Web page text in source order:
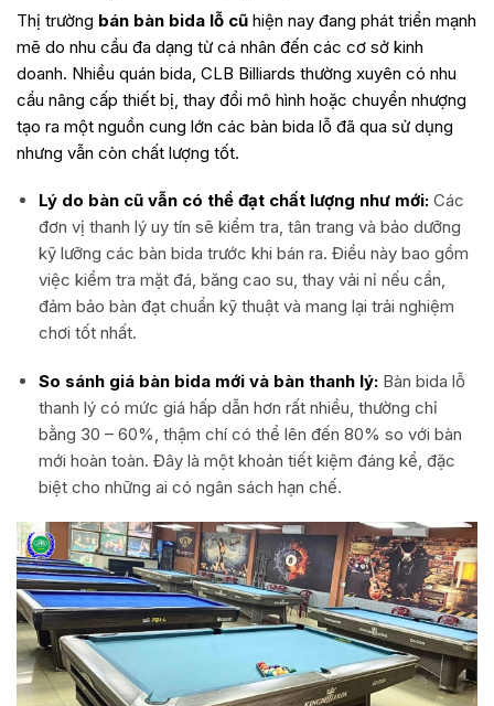
Thị trường bán bàn bida lỗ cũ hiện nay đang phát triển mạnh
mẽ do nhu cầu đa dạng từ cá nhân đến các cơ sở kinh
doanh. Nhiều quán bida, CLB Billiards thường xuyên có nhu
cầu nâng cấp thiết bị, thay đổi mô hình hoặc chuyển nhượng
tạo ra một nguồn cung lớn các bàn bida lỗ đã qua sử dụng
nhưng vẫn còn chất lượng tốt.
Lý do bàn cũ vẫn có thể đạt chất lượng như mới: Các
đơn vị thanh lý uy tín sẽ kiểm tra, tân trang và bảo dưỡng
kỹ lưỡng các bàn bida trước khi bán ra. Điều này bao gồm
việc kiểm tra mặt đá, băng cao su, thay vải nỉ nếu cần,
đảm bảo bàn đạt chuẩn kỹ thuật và mang lại trải nghiệm
chơi tốt nhất.
So sánh giá bàn bida mới và bàn thanh lý: Bàn bida lỗ
thanh lý có mức giá hấp dẫn hơn rất nhiều, thường chỉ
bằng 30 – 60%, thậm chí có thể lên đến 80% so với bàn
mới hoàn toàn. Đây là một khoản tiết kiệm đáng kể, đặc
biệt cho những ai có ngân sách hạn chế.